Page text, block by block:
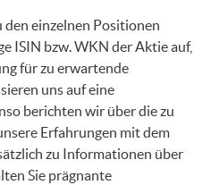
einzelnen Positionen
ISIN bzw. WKN der Aktie auf,
für zu erwartende
uns auf eine
berichten wir über die zu
Erfahrungen mit dem
zu Informationen über
Sie prägnante